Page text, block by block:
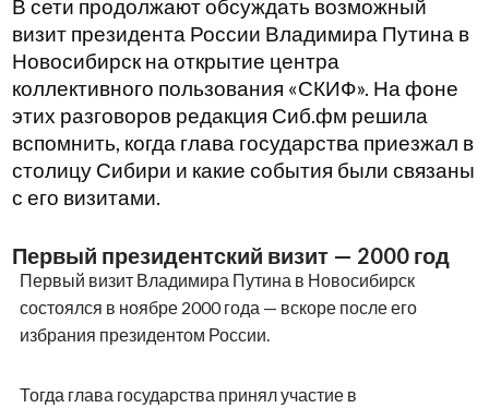
В сети продолжают обсуждать возможный
визит президента России Владимира Путина в
Новосибирск на открытие центра
коллективного пользования «СКИФ». На фоне
этих разговоров редакция Сиб.фм решила
вспомнить, когда глава государства приезжал в
столицу Сибири и какие события были связаны
с его визитами.
Первый президентский визит — 2000 год
Первый визит Владимира Путина в Новосибирск
состоялся в ноябре 2000 года — вскоре после его
избрания президентом России.
Тогда глава государства принял участие в